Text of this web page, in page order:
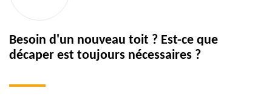
Besoin d'un nouveau toit ? Est-ce que
décaper est toujours nécessaires ?